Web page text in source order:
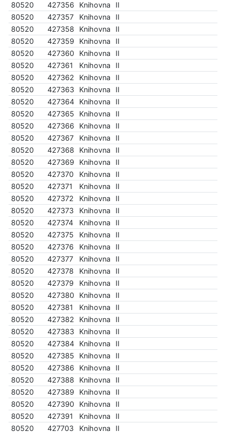
80520
427356 Knihovna
II
80520
427357 Knihovna
II
80520
427358 Knihovna
II
80520
427359 Knihovna
II
80520
427360 Knihovna
II
80520
427361 Knihovna
II
80520
427362 Knihovna
II
80520
427363 Knihovna
II
80520
427364 Knihovna
II
80520
427365 Knihovna
II
80520
427366 Knihovna
II
80520
427367 Knihovna
II
80520
427368 Knihovna
II
80520
427369 Knihovna
II
80520
427370 Knihovna
II
80520
427371 Knihovna
II
80520
427372 Knihovna
II
80520
427373 Knihovna
II
80520
427374 Knihovna
II
80520
427375 Knihovna
II
80520
427376 Knihovna
II
80520
427377 Knihovna
II
80520
427378 Knihovna
II
80520
427379 Knihovna
II
80520
427380 Knihovna
II
80520
427381 Knihovna
II
80520
427382 Knihovna
II
80520
427383 Knihovna
II
80520
427384 Knihovna
II
80520
427385 Knihovna
II
80520
427386 Knihovna
II
80520
427388 Knihovna
II
80520
427389 Knihovna
II
80520
427390 Knihovna
II
80520
427391 Knihovna
II
80520
427703 Knihovna II